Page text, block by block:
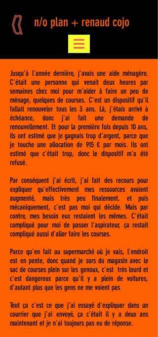
n/o plan + renaud cojo
Jusqu'à l'année dernière, j'avais une aide ménagère.
C'était une personne qui venait deux heures par
semaines chez moi pour m'aider à faire un peu de
ménage, quelques de courses. C'est un dispositif qu'il
fallait renouveler tous les 3 ans. Là, j'étais arrivé à
échéance, donc j'ai fait une demande de
renouvellement. Et pour la première fois depuis 10 ans,
ils ont estimé que je gagnais trop d'argent, parce que
je touche une allocation de 915 € par mois. Ils ont
estimé que c'était trop, donc le dispositif m'a été
refusé.
Par conséquent j’ai écrit, j'ai fait des recours pour
expliquer qu'effectivement mes ressources avaient
augmenté, mais très peu finalement, et puis
mécaniquement, c'est pas moi qui décide. Mais par
contre, mes besoin eux restaient les mêmes. C'était
compliqué pour moi de passer l'aspirateur, ça restait
compliqué aussi d'aller faire les courses.
Parce qu'en fait au supermarché où je vais, l'endroit
est en pente, donc quand je sors du magasin avec le
sac de courses plein sur les genoux, c'est très lourd et
c'est dangereux parce qu'il y a plein de voitures,
d'autant plus que les gens ne me voient pas
Tout ça c'est ce que j'ai essayé d'expliquer dans un
courrier que j'ai envoyé, ça c'était il y a deux ans
maintenant et je n'ai toujours pas eu de réponse.